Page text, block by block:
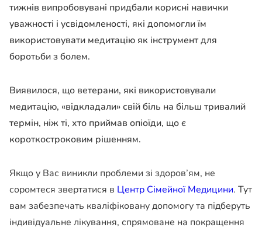
тижнів випробовувані придбали корисні навички
уважності і усвідомленості, які допомогли їм
використовувати медитацію як інструмент для
боротьби з болем.
Виявилося, що ветерани, які використовували
медитацію, «відкладали» свій біль на більш тривалий
термін, ніж ті, хто приймав опіоїди, що є
короткостроковим рішенням.
Якщо у Вас виникли проблеми зі здоров’ям, не
соромтеся звертатися в Центр Сімейної Медицини. Тут
вам забезпечать кваліфіковану допомогу та підберуть
індивідуальне лікування, спрямоване на покращення